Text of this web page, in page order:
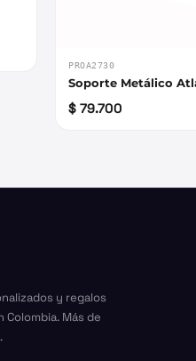
PROA2730
Soporte Metálico
$ 79.700
y regalos
Más de